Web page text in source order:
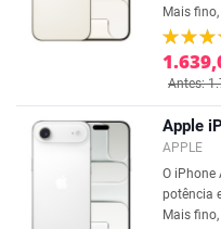
Mais
Antes:
Apple
APPLE
O iPhone
potência
Mais